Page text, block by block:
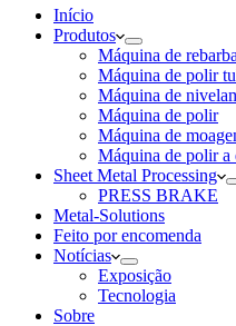
Início
Produtos
Máquina de
Máquina de polir
Máquina de
Máquina de polir
Máquina de
Máquina de polir a
Sheet Metal Processing
PRESS BRAKE
Metal-Solutions
Feito por encomenda
Notícias
Exposição
Tecnologia
Sobre